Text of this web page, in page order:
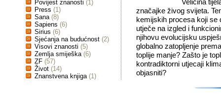
Povijest znanosti (1)
Press (1)
Sana (8)
Sapiens (6)
Sirius (6)
Sjećanja na budućnost (2)
Visovi znanosti (5)
Zemlja smiješka (6)
ZF (57)
Život (14)
Znanstvena knjiga (1)
Veličina
značajke živog svijeta.
kemijskih procesa koji se
utječe na izgled i
njihovu evolucijsku
globalno zatopljenje
toplije manje? Zašto je
kontradiktorni utjecaji
objasniti?